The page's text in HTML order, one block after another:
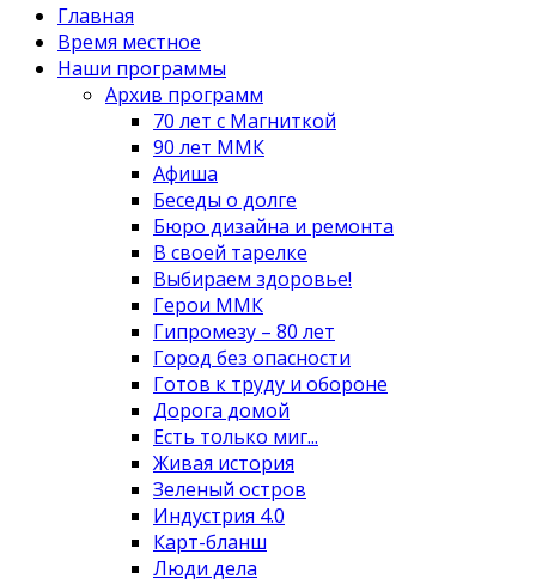
Главная
Время местное
Наши программы
Архив программ
70 лет с Магниткой
90 лет ММК
Афиша
Беседы о долге
Бюро дизайна и ремонта
В своей тарелке
Выбираем здоровье!
Герои ММК
Гипромезу – 80 лет
Город без опасности
Готов к труду и обороне
Дорога домой
Есть только миг...
Живая история
Зеленый остров
Индустрия 4.0
Карт-бланш
Люди дела